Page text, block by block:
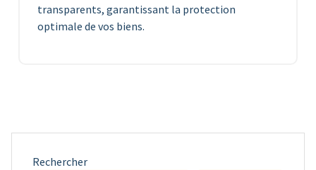
transparents, garantissant la protection
optimale de vos biens.
Rechercher